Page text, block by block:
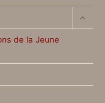
child
de la Jeune